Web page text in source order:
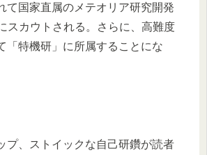
て国家直属のメテオリア研究開発
スカウトされる。さらに、高難度
「特機研」に所属することにな
プ、ストイックな自己研鑽が読者